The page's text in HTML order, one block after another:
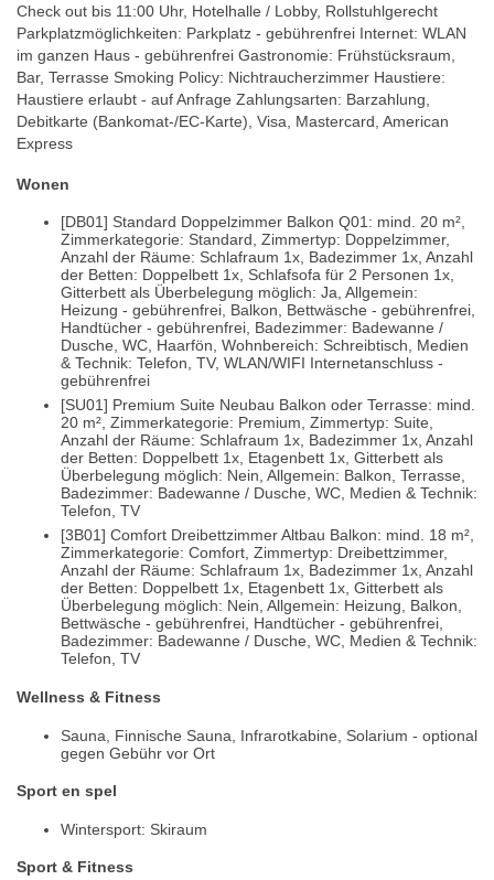
Check out bis 11:00 Uhr, Hotelhalle / Lobby, Rollstuhlgerecht
Parkplatzmöglichkeiten: Parkplatz - gebührenfrei Internet: WLAN
im ganzen Haus - gebührenfrei Gastronomie: Frühstücksraum,
Bar, Terrasse Smoking Policy: Nichtraucherzimmer Haustiere:
Haustiere erlaubt - auf Anfrage Zahlungsarten: Barzahlung,
Debitkarte (Bankomat-/EC-Karte), Visa, Mastercard, American
Express
Wonen
[DB01] Standard Doppelzimmer Balkon Q01: mind. 20 m²,
Zimmerkategorie: Standard, Zimmertyp: Doppelzimmer,
Anzahl der Räume: Schlafraum 1x, Badezimmer 1x, Anzahl
der Betten: Doppelbett 1x, Schlafsofa für 2 Personen 1x,
Gitterbett als Überbelegung möglich: Ja, Allgemein:
Heizung - gebührenfrei, Balkon, Bettwäsche - gebührenfrei,
Handtücher - gebührenfrei, Badezimmer: Badewanne /
Dusche, WC, Haarfön, Wohnbereich: Schreibtisch, Medien
& Technik: Telefon, TV, WLAN/WIFI Internetanschluss -
gebührenfrei
[SU01] Premium Suite Neubau Balkon oder Terrasse: mind.
20 m², Zimmerkategorie: Premium, Zimmertyp: Suite,
Anzahl der Räume: Schlafraum 1x, Badezimmer 1x, Anzahl
der Betten: Doppelbett 1x, Etagenbett 1x, Gitterbett als
Überbelegung möglich: Nein, Allgemein: Balkon, Terrasse,
Badezimmer: Badewanne / Dusche, WC, Medien & Technik:
Telefon, TV
[3B01] Comfort Dreibettzimmer Altbau Balkon: mind. 18 m²,
Zimmerkategorie: Comfort, Zimmertyp: Dreibettzimmer,
Anzahl der Räume: Schlafraum 1x, Badezimmer 1x, Anzahl
der Betten: Doppelbett 1x, Etagenbett 1x, Gitterbett als
Überbelegung möglich: Nein, Allgemein: Heizung, Balkon,
Bettwäsche - gebührenfrei, Handtücher - gebührenfrei,
Badezimmer: Badewanne / Dusche, WC, Medien & Technik:
Telefon, TV
Wellness & Fitness
Sauna, Finnische Sauna, Infrarotkabine, Solarium - optional
gegen Gebühr vor Ort
Sport en spel
Wintersport: Skiraum
Sport & Fitness